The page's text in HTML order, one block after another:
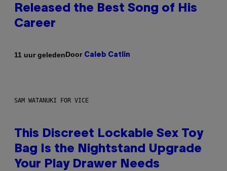
Released the Best Song of His
Career
11 uur geledenDoor Caleb Catlin
SAM WATANUKI FOR VICE
This Discreet Lockable Sex Toy
Bag Is the Nightstand Upgrade
Your Play Drawer Needs